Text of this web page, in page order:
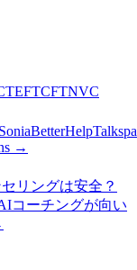
EFTCFTNVC
SoniaBetterHelp
→
リングは安全？
コーチングが向い